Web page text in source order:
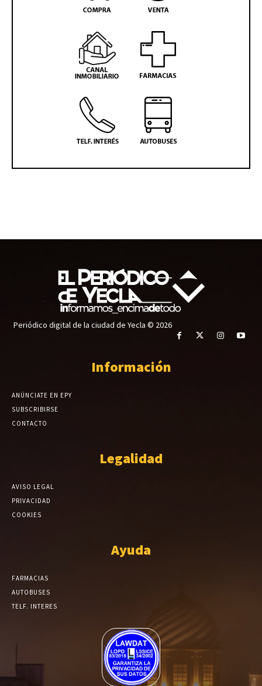
Periódico digital de la ciudad de Yecla © 2026
Información
ANÚNCIATE EN EPY
SUBSCRIBIRSE
CONTACTO
Legalidad
AVISO LEGAL
PRIVACIDAD
COOKIES
Ayuda
FARMACIAS
AUTOBUSES
TELF. INTERES